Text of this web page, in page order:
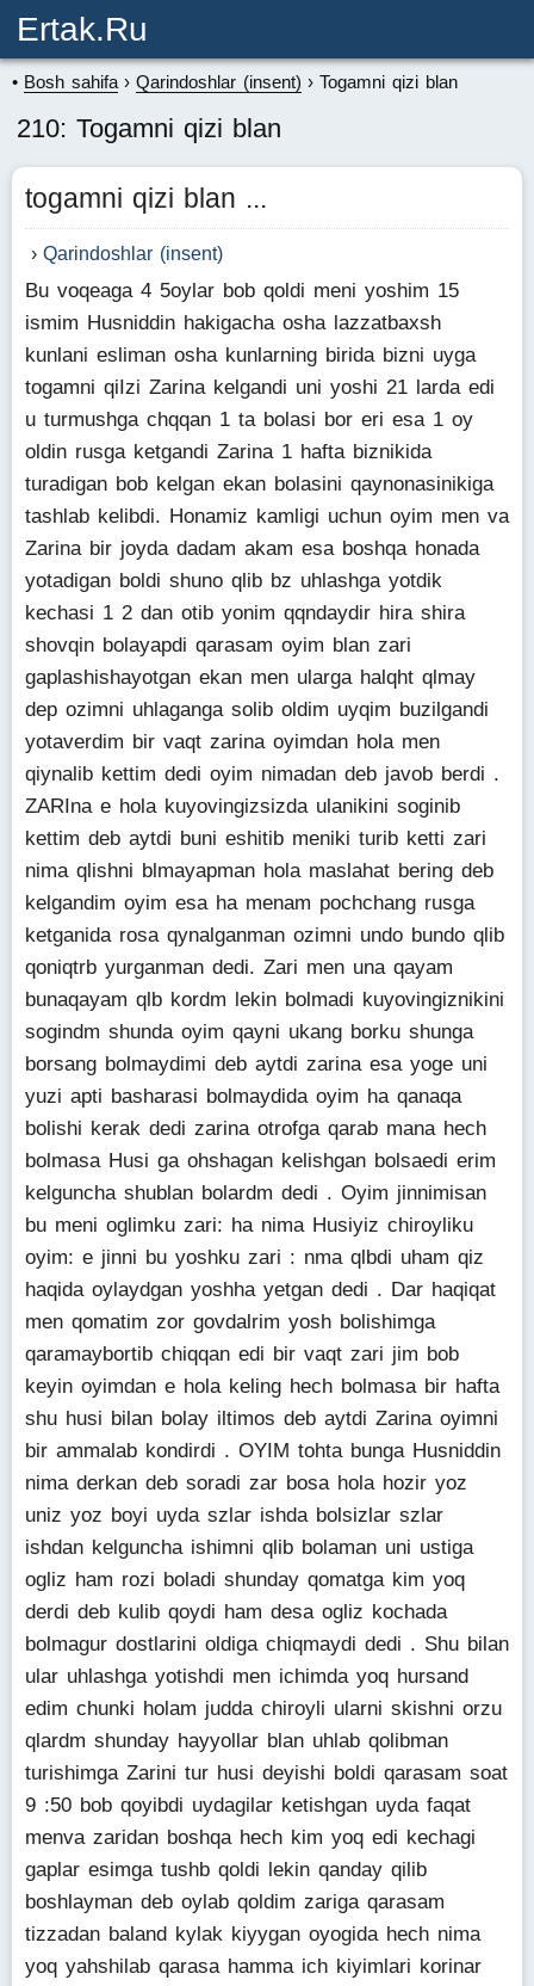
Ertak.ru
Bosh sahifa Qarindoshlar (insent) Togamni qizi blan
210: Togamni qizi blan
togamni qizi blan ...
Qarindoshlar (insent)
Bu voqeaga 4 5oylar bob qoldi meni yoshim 15
ismim Husniddin hakigacha osha lazzatbaxsh
kunlani esliman osha kunlarning birida bizni uyga
togamni qiIzi Zarina kelgandi uni yoshi 21 larda edi
u turmushga chqqan 1 ta bolasi bor eri esa 1 oy
oldin rusga ketgandi Zarina 1 hafta biznikida
turadigan bob kelgan ekan bolasini qaynonasinikiga
tashlab kelibdi. Honamiz kamligi uchun oyim men va
Zarina bir joyda dadam akam esa boshqa honada
yotadigan boldi shuno qlib bz uhlashga yotdik
kechasi 1 2 dan otib yonim qqndaydir hira shira
shovqin bolayapdi qarasam oyim blan zari
gaplashishayotgan ekan men ularga halqht qlmay
dep ozimni uhlaganga solib oldim uyqim buzilgandi
yotaverdim bir vaqt zarina oyimdan hola men
qiynalib kettim dedi oyim nimadan deb javob berdi .
ZARIna e hola kuyovingizsizda ulanikini soginib
kettim deb aytdi buni eshitib meniki turib ketti zari
nima qlishni blmayapman hola maslahat bering deb
kelgandim oyim esa ha menam pochchang rusga
ketganida rosa qynalganman ozimni undo bundo qlib
qoniqtrb yurganman dedi. Zari men una qayam
bunaqayam qlb kordm lekin bolmadi kuyovingiznikini
sogindm shunda oyim qayni ukang borku shunga
borsang bolmaydimi deb aytdi zarina esa yoge uni
yuzi apti basharasi bolmaydida oyim ha qanaqa
bolishi kerak dedi zarina otrofga qarab mana hech
bolmasa Husi ga ohshagan kelishgan bolsaedi erim
kelguncha shublan bolardm dedi . Oyim jinnimisan
bu meni oglimku zari: ha nima Husiyiz chiroyliku
oyim: e jinni bu yoshku zari : nma qlbdi uham qiz
haqida oylaydgan yoshha yetgan dedi . Dar haqiqat
men qomatim zor govdalrim yosh bolishimga
qaramaybortib chiqqan edi bir vaqt zari jim bob
keyin oyimdan e hola keling hech bolmasa bir hafta
shu husi bilan bolay iltimos deb aytdi Zarina oyimni
bir ammalab kondirdi . OYIM tohta bunga Husniddin
nima derkan deb soradi zar bosa hola hozir yoz
uniz yoz boyi uyda szlar ishda bolsizlar szlar
ishdan kelguncha ishimni qlib bolaman uni ustiga
ogliz ham rozi boladi shunday qomatga kim yoq
derdi deb kulib qoydi ham desa ogliz kochada
bolmagur dostlarini oldiga chiqmaydi dedi . Shu bilan
ular uhlashga yotishdi men ichimda yoq hursand
edim chunki holam judda chiroyli ularni skishni orzu
qlardm shunday hayyollar blan uhlab qolibman
turishimga Zarini tur husi deyishi boldi qarasam soat
9 :50 bob qoyibdi uydagilar ketishgan uyda faqat
menva zaridan boshqa hech kim yoq edi kechagi
gaplar esimga tushb qoldi lekin qanday qilib
boshlayman deb oylab qoldim zariga qarasam
tizzadan baland kylak kiyygan oyogida hech nima
yoq yahshilab qarasa hamma ich kiyimlari korinar